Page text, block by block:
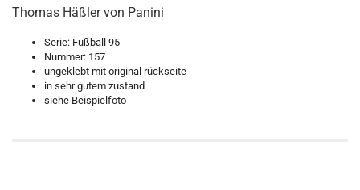
Thomas Häßler von Panini
Serie: Fußball 95
Nummer: 157
ungeklebt mit original rückseite
in sehr gutem zustand
siehe Beispielfoto